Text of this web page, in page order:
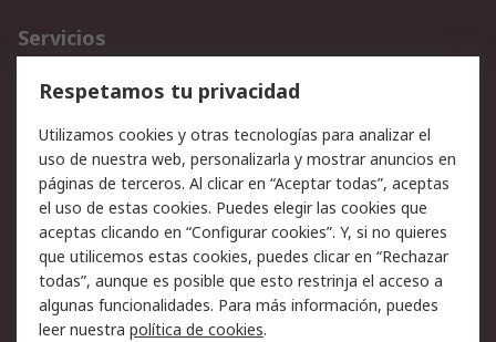
Servicios
Cómo realizar pedidos
Devoluciones
Facturación y pago
Ofertas
Soporte técnico
Legal
Aviso legal
Política de privacidad -
Actualizada
Política sobre cookies
Seguridad de emails
Certificaciones de
Condiciones de venta
Respetamos tu privacidad
Utilizamos cookies y otras tecnologías para analizar el
uso de nuestra web, personalizarla y mostrar anuncios en
páginas de terceros. Al clicar en “Aceptar todas”, aceptas
el uso de estas cookies. Puedes elegir las cookies que
aceptas clicando en “Configurar cookies”. Y, si no quieres
que utilicemos estas cookies, puedes clicar en “Rechazar
todas”, aunque es posible que esto restrinja el acceso a
algunas funcionalidades. Para más información, puedes
leer nuestra política de cookies.